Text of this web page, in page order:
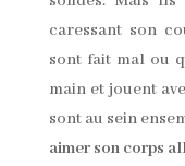
caressant son
sont fait mal ou
main et jouent
sont au sein
aimer son corps